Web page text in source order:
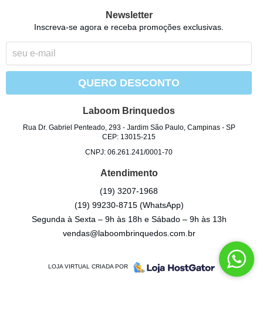
Newsletter
Inscreva-se agora e receba promoções exclusivas.
QUERO DESCONTO
Laboom Brinquedos
Rua Dr. Gabriel Penteado, 293- Jardim São Paulo, Campinas- SP
CEP: 13015-215
CNPJ: 06.261.241/0001-70
Atendimento
(19) 3207-1968
(19) 99230-8715 (WhatsApp)
Segunda à Sexta – 9h às 18h e Sábado – 9h às 13h
vendas@laboombrinquedos.com.br
LOJA VIRTUAL CRIADA POR